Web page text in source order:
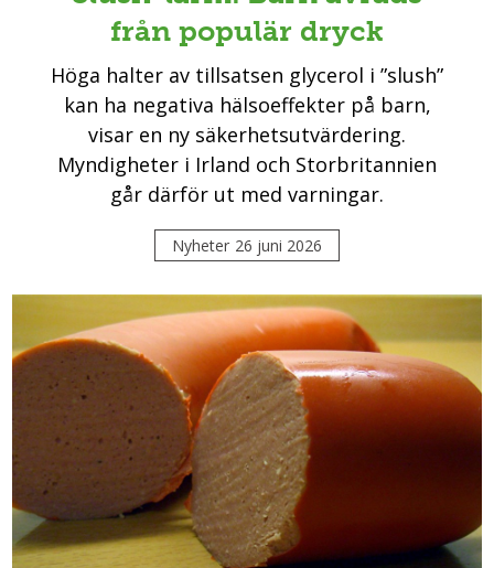
från populär dryck
Höga halter av tillsatsen glycerol i ”slush”
kan ha negativa hälsoeffekter på barn,
visar en ny säkerhetsutvärdering.
Myndigheter i Irland och Storbritannien
går därför ut med varningar.
Nyheter 26 juni 2026